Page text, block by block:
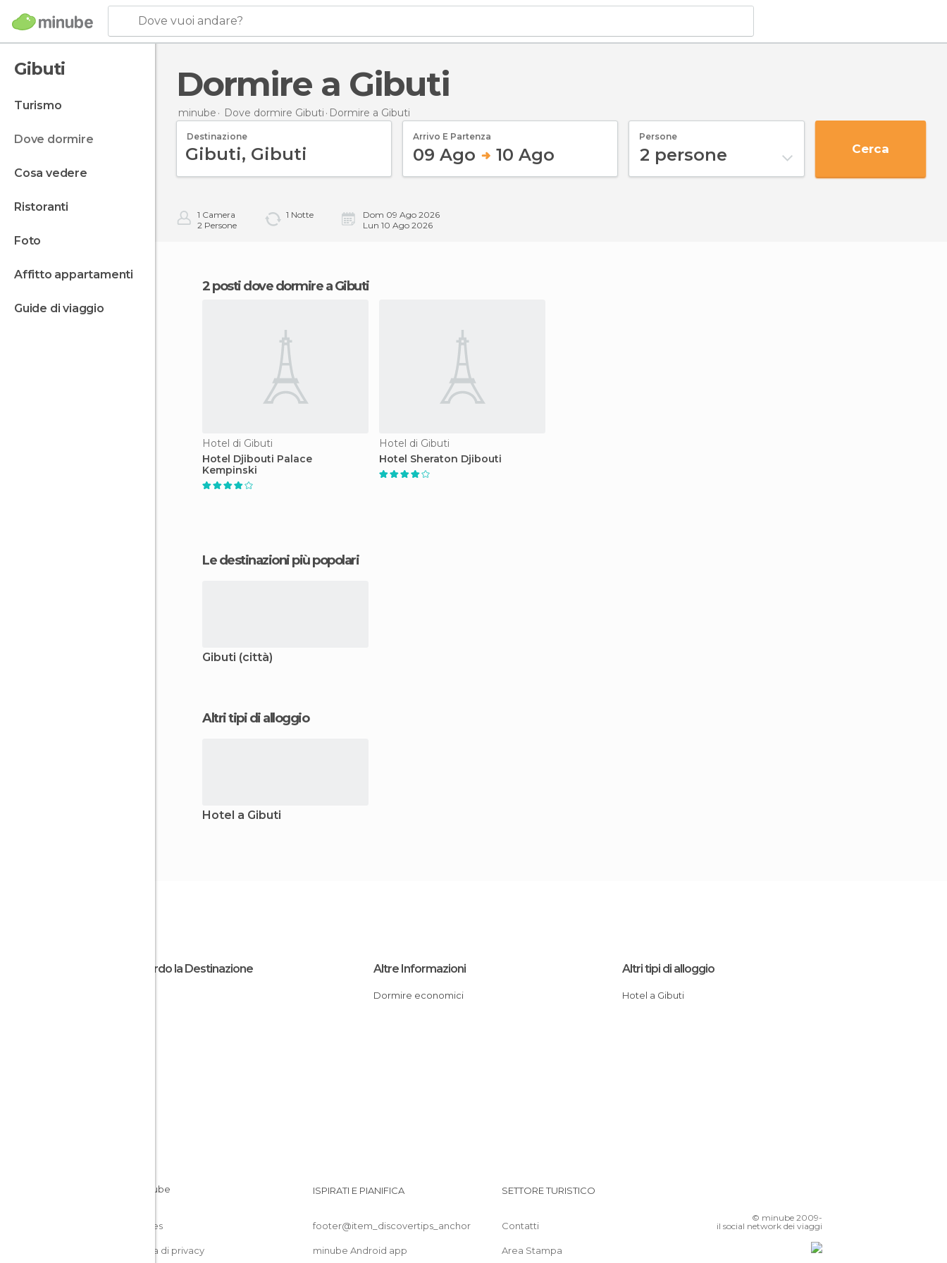
Dove vuoi andare?
Gibuti
turismo
dove dormire
cosa vedere
ristoranti
foto
affitto appartamenti
guide di viaggio
Dormire a Gibuti
minube Dove dormire Gibuti Dormire a Gibuti
Destinazione Arrivo E Partenza
09 Ago 10 Ago
Persone
2 persone Cerca
1 Camera
2 Persone
1 Notte
Dom 09 Ago 2026
Lun 10 Ago 2026
2 posti dove dormire a Gibuti
Hotel di Gibuti
Hotel Djibouti Palace
Kempinski
Hotel di Gibuti
Hotel Sheraton Djibouti
Le destinazioni più popolari
Gibuti (città)
Altri tipi di alloggio
Hotel a Gibuti
Riguardo la Destinazione Altre Informazioni
Dormire economici
Altri tipi di alloggio
Hotel a Gibuti
Cookies
Politica di privacy
ISPIRATI E PIANIFICA
footer@item_discovertips_anchor
minube Android app
SETTORE TURISTICO
Contatti
Area Stampa
© minube 2009-
il social network dei viaggi